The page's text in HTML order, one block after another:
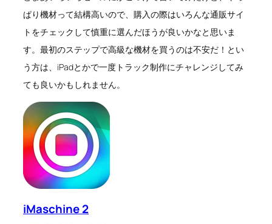
ぱり機材って結構高いので、購入の際はいろんな通販サイ
トをチェックして慎重に選んだほうが良いかなと思いま
す。最初のステップで高級な機材を買うのは不安だ！とい
う方は、iPadとかで一度トラック制作にチャレンジしてみ
ても良いかもしれません。
iMaschine 2